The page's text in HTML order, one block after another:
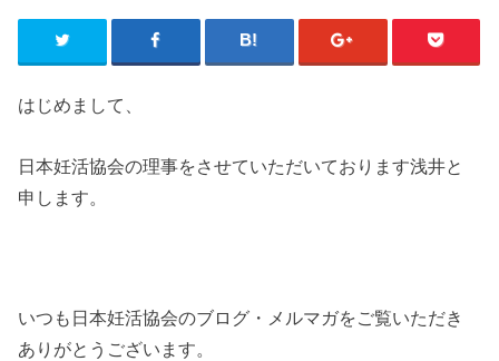
はじめまして、
日本妊活協会の理事をさせていただいております浅井と
申します。
いつも日本妊活協会のブログ・メルマガをご覧いただき
ありがとうございます。